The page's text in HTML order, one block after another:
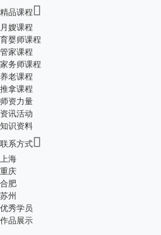
精品课程
月嫂课程
育婴师课程
管家课程
家务师课程
养老课程
推拿课程
师资力量
资讯活动
知识资料
联系方式
上海
重庆
合肥
苏州
优秀学员
作品展示